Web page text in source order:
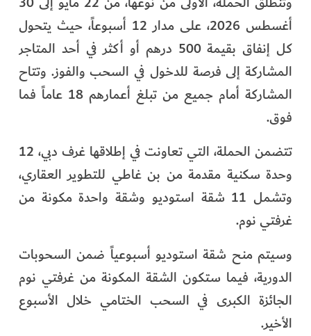
أغسطس 2026، على مدار 12 أسبوعاً، حيث يتحول
كل إنفاق بقيمة 500 درهم أو أكثر في أحد المتاجر
المشاركة إلى فرصة للدخول في السحب والفوز. وتتاح
المشاركة أمام جميع من تبلغ أعمارهم 18 عاماً فما
فوق.
تتضمن الحملة، التي تعاونت في إطلاقها غرف دبي، 12
وحدة سكنية مقدمة من بن غاطي للتطوير العقاري،
وتشمل 11 شقة استوديو وشقة واحدة مكونة من
غرفتي نوم.
وسيتم منح شقة استوديو أسبوعياً ضمن السحوبات
الدورية، فيما ستكون الشقة المكونة من غرفتي نوم
الجائزة الكبرى في السحب الختامي خلال الأسبوع
الأخير.